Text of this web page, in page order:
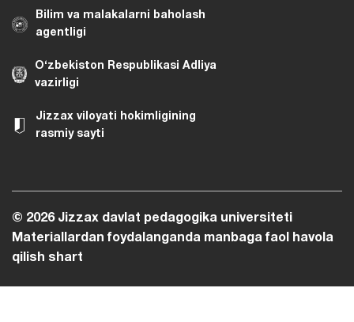
Bilim va malakalarni baholash
agentligi
O‘zbekiston Respublikasi Adliya
vazirligi
Jizzax viloyati hokimligining
rasmiy sayti
© 2026 Jizzax davlat pedagogika universiteti
Materiallardan foydalanganda manbaga faol havola
qilish shart